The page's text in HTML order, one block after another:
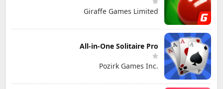
Giraffe Games Limited
All-in-One Solitaire Pro
Pozirk Games Inc.